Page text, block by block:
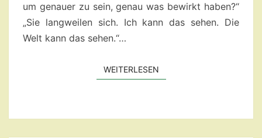
um genauer zu sein, genau was bewirkt haben?“
„Sie langweilen sich. Ich kann das sehen. Die
Welt kann das sehen.“…
WEITERLESENWEITERLESEN